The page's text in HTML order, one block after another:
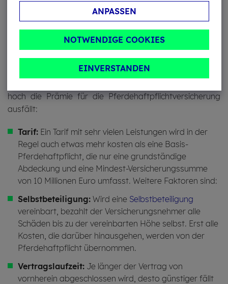
ANPASSEN
NOTWENDIGE COOKIES
EINVERSTANDEN
WAS KOS­TET EINE
PFERDEHAFT­PFLICHT?
hoch die Prämie für die Pferdehaftpflichtversicherung
ausfällt:
Tarif: Ein Tarif mit sehr vielen Leistungen wird in der
Regel auch etwas mehr kosten als eine Basis-
Pferdehaftpflicht, die nur eine grundständige
Abdeckung und eine Mindest-Versicherungssumme
von 10 Millionen Euro umfasst. Weitere Faktoren sind:
Selbstbeteiligung: Wird eine Selbstbeteiligung
vereinbart, bezahlt der Versicherungsnehmer alle
Schäden bis zu der vereinbarten Höhe selbst. Erst alle
Kosten, die darüber hinausgehen, werden von der
Pferdehaftpflicht übernommen.
Vertragslaufzeit: Je länger der Vertrag von
vornherein abgeschlossen wird, desto günstiger fällt